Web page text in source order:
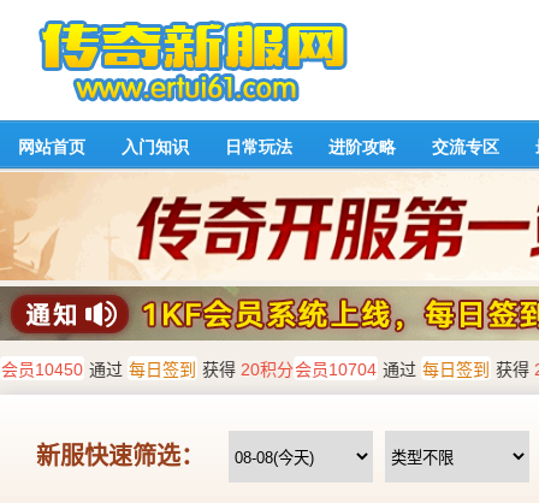
网站首页 入门知识 日常玩法 进阶攻略 交流专区